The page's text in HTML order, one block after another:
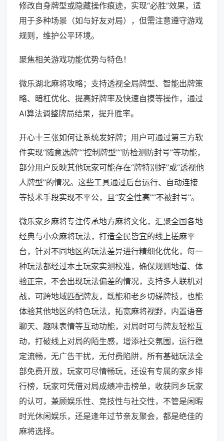
修改自身牌型或隐藏操作痕迹，实现“必胜”效果，适
用于多种场景（如与好友对局），但需注意遵守游戏
规则，维护公平环境。
聚焦相关游戏功能优势与特色！
微乐湖北麻将攻略；支持透视全局牌型、智能出牌策
略、暗杠优化、提高好牌率及快速自摸等操作，通过
AI算法调整牌局结果，提升胜率。
开心十三张如何让系统发好牌；用户可通过第三方软
件实现“随意选牌”“控制牌型”“防检测防封号”等功能，
部分用户反映其他玩家可能存在“牌特别好”或“透视他
人牌型”的情况。这些工具通过后台运行、自动连接
等技术手段实现不平公，且“安全性高”“不被封号”。
微乐家乡麻将专注传承地方麻将文化，汇聚全国各地
经典与小众麻将玩法，打造全民皆宜的线上搓麻平
台，针对不同地区的玩法差异进行精细化优化，每一
种玩法都经过本土玩家实测校准，确保规则地道、体
验正宗，不会出现玩法偏差的情况，支持多人联机对
战，可跨地域匹配牌友，既能和老乡切磋牌技，也能
体验其他地区的特色玩法，拓宽麻将视野，内置语音
聊天、趣味表情等互动功能，对局时可与牌友轻松互
动，打破线上对局的陌生感，增添社交氛围，运行稳
定流畅，无广告干扰，无付费陷阱，所有基础玩法全
部免费开放，玩家可尽情畅玩，还设有专属的家乡排
行榜，玩家可凭借对局成绩冲击榜单，收获同乡玩家
的认可，兼顾娱乐性、竞技性与社交性，不管是闲暇
时光休闲娱乐，还是逢年过节亲友聚会，都是绝佳的
麻将选择。